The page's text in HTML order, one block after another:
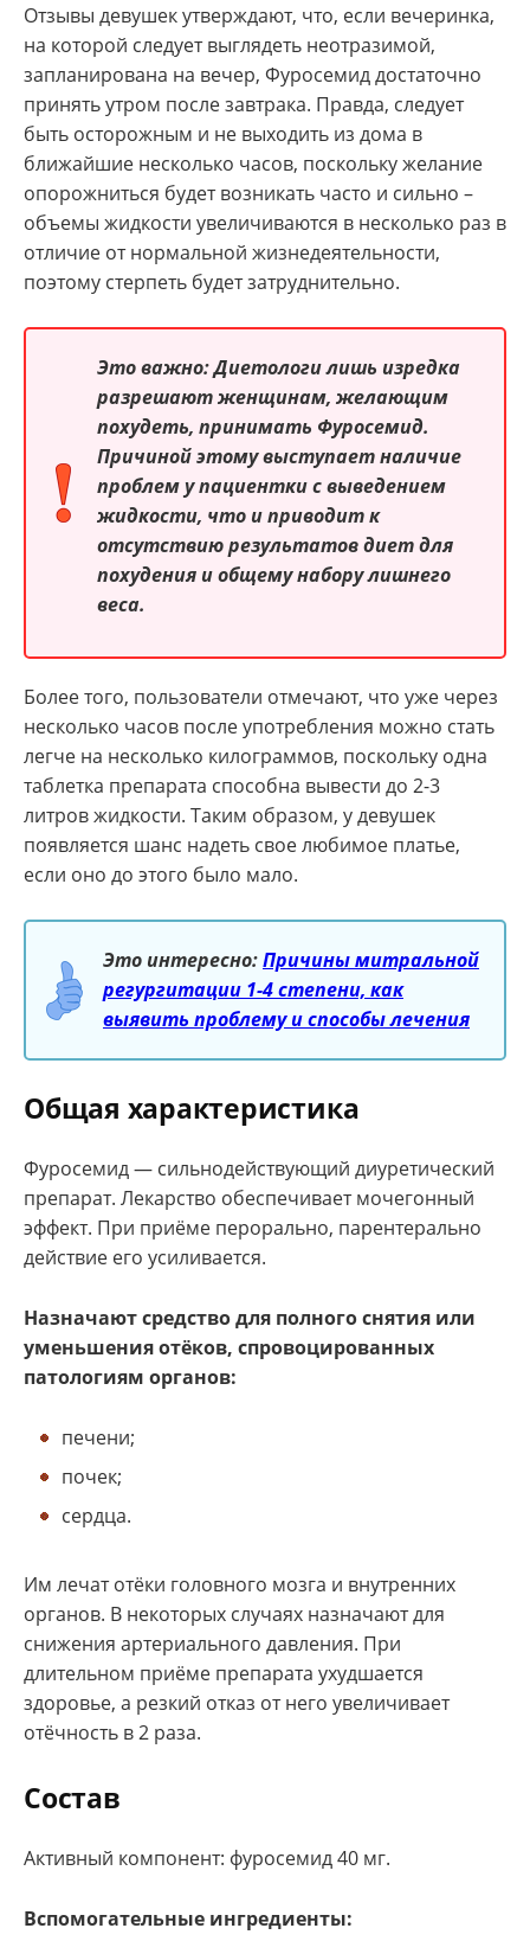
Отзывы девушек утверждают, что, если вечеринка,
на которой следует выглядеть неотразимой,
запланирована на вечер, Фуросемид достаточно
принять утром после завтрака. Правда, следует
быть осторожным и не выходить из дома в
ближайшие несколько часов, поскольку желание
опорожниться будет возникать часто и сильно –
объемы жидкости увеличиваются в несколько раз в
отличие от нормальной жизнедеятельности,
поэтому стерпеть будет затруднительно.
Это важно: Диетологи лишь изредка
разрешают женщинам, желающим
похудеть, принимать Фуросемид.
Причиной этому выступает наличие
проблем у пациентки с выведением
жидкости, что и приводит к
отсутствию результатов диет для
похудения и общему набору лишнего
веса.
Более того, пользователи отмечают, что уже через
несколько часов после употребления можно стать
легче на несколько килограммов, поскольку одна
таблетка препарата способна вывести до 2-3
литров жидкости. Таким образом, у девушек
появляется шанс надеть свое любимое платье,
если оно до этого было мало.
Это интересно:Причины митральной
регургитации 1-4 степени, как
выявить проблему и способы лечения
Общая характеристика
Фуросемид — сильнодействующий диуретический
препарат. Лекарство обеспечивает мочегонный
эффект. При приёме перорально, парентерально
действие его усиливается.
Назначают средство для полного снятия или
уменьшения отёков, спровоцированных
патологиям органов:
печени;
почек;
сердца.
Им лечат отёки головного мозга и внутренних
органов. В некоторых случаях назначают для
снижения артериального давления. При
длительном приёме препарата ухудшается
здоровье, а резкий отказ от него увеличивает
отёчность в 2 раза.
Состав
Активный компонент: фуросемид 40 мг.
Вспомогательные ингредиенты: